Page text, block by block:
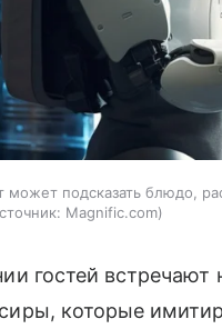
подсказать блюдо,
Magnific.com
гостей
которые